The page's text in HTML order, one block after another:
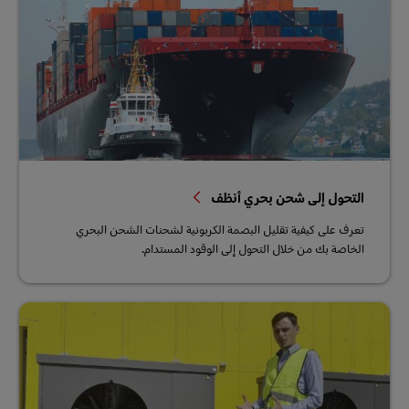
التحول إلى شحن بحري أنظف
تعرف على كيفية تقليل البصمة الكربونية لشحنات الشحن البحري
الخاصة بك من خلال التحول إلى الوقود المستدام.